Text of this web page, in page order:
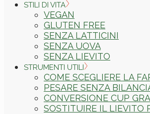
STILI DI VITA
VEGAN
GLUTEN FREE
SENZA LATTICINI
SENZA UOVA
SENZA LIEVITO
STRUMENTI UTILI
COME SCEGLIERE LA
PESARE SENZA
CONVERSIONE CUP
SOSTITUIRE IL LIEVITO